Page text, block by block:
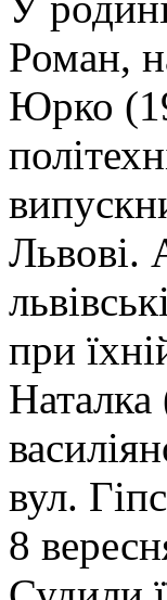
Роман,
Юрко
Львові.
при
Наталка
вул.
8